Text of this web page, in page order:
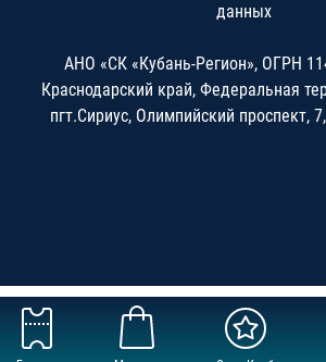
данных
АНО «СК «Кубань-Регион», ОГРН
Краснодарский край, Федеральная
пгт.Сириус, Олимпийский проспект,